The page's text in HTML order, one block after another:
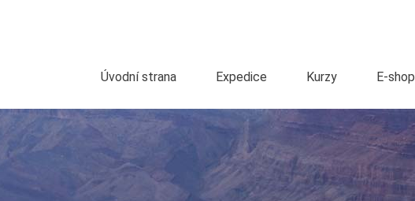
Úvodní strana Expedice Kurzy E-shop